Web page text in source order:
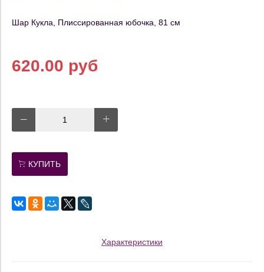
Шар Кукла, Плиссированная юбочка, 81 см
620.00 руб
КУПИТЬ
Характеристики